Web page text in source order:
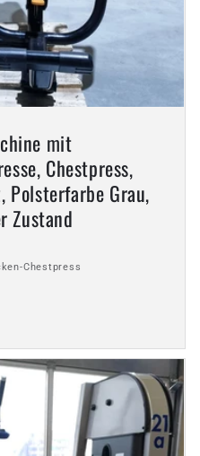
mit
Chestpress,
Polsterfarbe Grau,
Zustand
Chestpress